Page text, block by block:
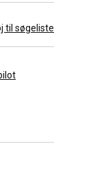
til søgeliste